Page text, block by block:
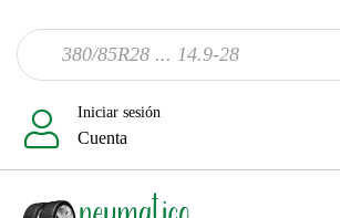
Iniciar sesión
Cuenta